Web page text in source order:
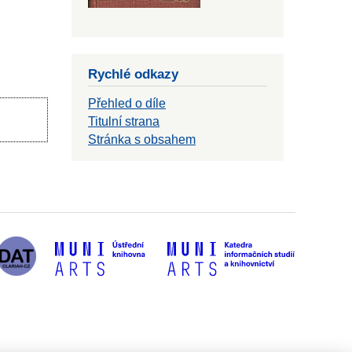
Rychlé odkazy
Přehled o díle
Titulní strana
Stránka s obsahem